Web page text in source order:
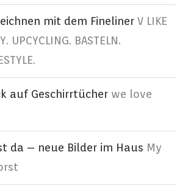
mit dem Fineliner V LIKE
UPCYCLING. BASTELN.
auf Geschirrtücher we love
da – neue Bilder im Haus My